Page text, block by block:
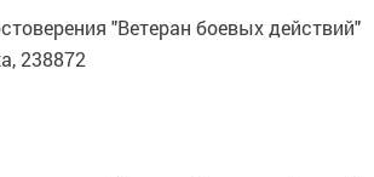
"Ветеран боевых действий"
238872